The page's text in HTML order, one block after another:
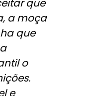
que
a moça
que
o
e